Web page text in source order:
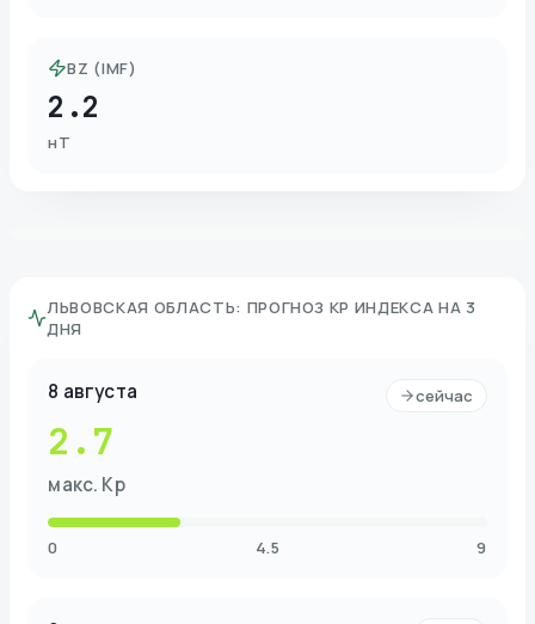
BZ (IMF)
2.2
нТ
ЛЬВОВСКАЯ ОБЛАСТЬ: ПРОГНОЗ KP ИНДЕКСА НА 3
ДНЯ
8 августа
2.7
макс. Kp
сейчас
0 4.5 9